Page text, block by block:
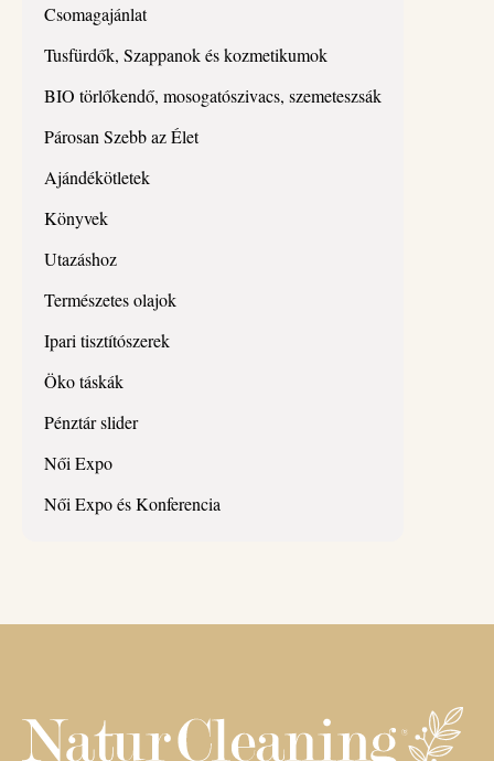
Csomagajánlat
Tusfürdők, Szappanok és kozmetikumok
BIO törlőkendő, mosogatószivacs, szemeteszsák
Párosan Szebb az Élet
Ajándékötletek
Könyvek
Utazáshoz
Természetes olajok
Ipari tisztítószerek
Öko táskák
Pénztár slider
Női Expo
Női Expo és Konferencia